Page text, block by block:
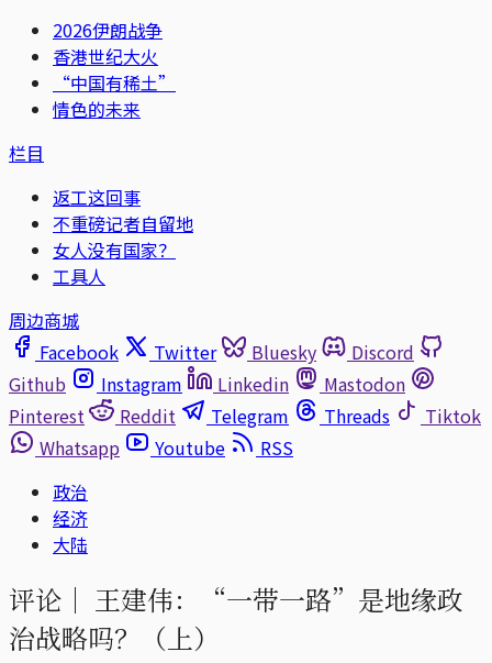
2026伊朗战争
香港世纪大火
“中国有稀土”
情色的未来
栏目
返工这回事
不重磅记者自留地
女人没有国家？
工具人
周边商城
Facebook
Twitter Bluesky
Discord
Github
Instagram Linkedin
Mastodon
Pinterest
Reddit Telegram Threads
Tiktok
Whatsapp
Youtube
RSS
政治
经济
大陆
评论｜ 王建伟：“一带一路”是地缘政
治战略吗？（上）